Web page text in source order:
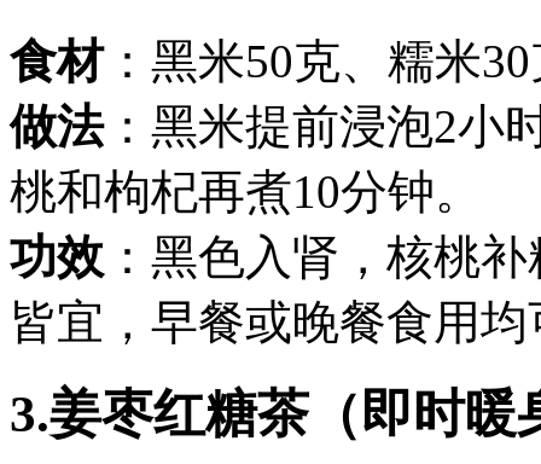
食材：黑米50克、糯米
做法：黑米提前浸泡2小
桃和枸杞再煮10分钟。
功效 ：黑色入肾，核桃
皆宜，早餐或晚餐食用均
3.姜枣红糖茶（即时暖